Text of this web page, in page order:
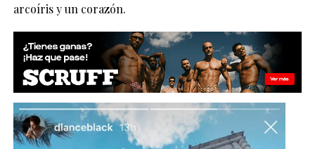
arcoíris y un corazón.